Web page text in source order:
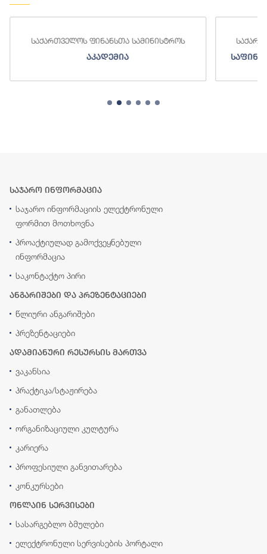
საქართველოს ფინანსთა სამინისტროს
აკადემია
საჯარო ინფორმაცია
საჯარო ინფორმაციის ელექტრონული
ფორმით მოთხოვნა
პროაქტიულად გამოქვეყნებული
ინფორმაცია
საკონტაქტო პირი
ანგარიშები და პრეზენტაციები
წლიური ანგარიშები
პრეზენტაციები
ადამიანური რესურსის მართვა
ვაკანსია
პრაქტიკა/სტაჟირება
განათლება
ორგანიზაციული კულტურა
კარიერა
პროფესიული განვითარება
კონკურსები
ონლაინ სერვისები
სასარგებლო ბმულები
ელექტრონული სერვისების პორტალი